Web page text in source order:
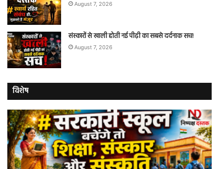
August 7, 2026
संस्कारों से खाली होती नई पीढ़ी का सबसे दर्दनाक सच!
August 7, 2026
विशेष